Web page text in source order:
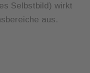
Selbstbild) wirkt
aus.